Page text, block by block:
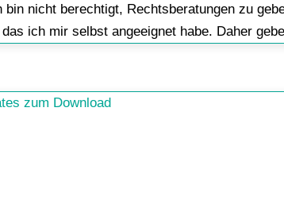
nicht berechtigt, Rechtsberatungen zu
ich mir selbst angeeignet habe. Daher